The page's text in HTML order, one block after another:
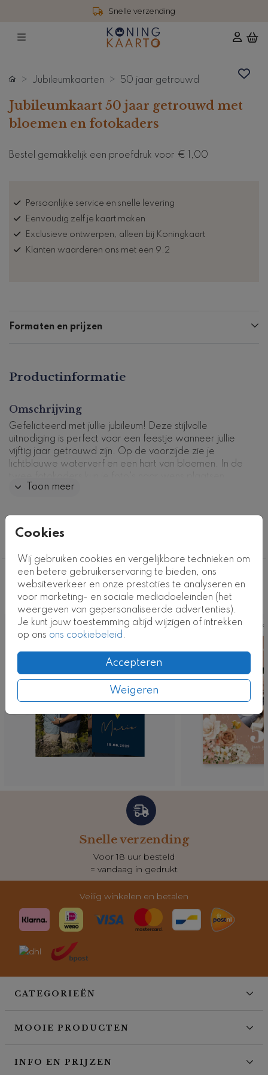
Cookies
Wij gebruiken cookies en vergelijkbare technieken om
een betere gebruikerservaring te bieden, ons
websiteverkeer en onze prestaties te analyseren en
voor marketing- en sociale mediadoeleinden (het
weergeven van gepersonaliseerde advertenties).
Je kunt jouw toestemming altijd wijzigen of intrekken
op ons ons cookiebeleid.
Accepteren
Weigeren
Jubileumkaarten 50 jaar getrouwd
Jubileumkaart 50 jaar getrouwd met
bloemen en fotokaders
Bestel gemakkelijk een proefdruk voor € 1,00
Persoonlijke service en snelle levering
Eenvoudig zelf je kaart maken
Exclusieve ontwerpen, alleen bij Koningkaart
Klanten waarderen ons met een 9.2
Formaten en prijzen
Productinformatie
Omschrijving
Gefeliciteerd met jullie jubileum! Deze stijlvolle
uitnodiging is perfect voor een feestje wanneer jullie
vijftig jaar getrouwd zijn. Op de voorzijde zie je
lichtblauwe waterverf en een hart van bloemen. In de
Tip, plaats een foto van 50 jaar geleden en een foto
een persoonlijke tekst plaatsen.
Kaartcode: U-352-2
Toon meer
Collectie
Deze ontwerpen vind je misschien ook
leuk
Snelle verzending
Voor 18 uur besteld
= vandaag in gedrukt
Veilig winkelen en betalen
CATEGORIEËN
MOOIE PRODUCTEN
INFO EN PRIJZEN